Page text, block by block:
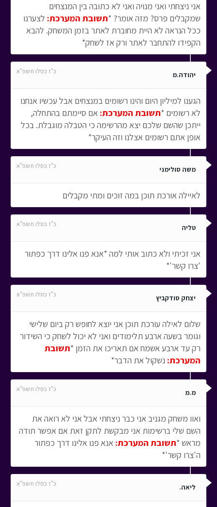
אני ניצחתי ואני מנויה ואני לא כתובה בין המנצחים
שמקבלים פרס? מזה אומר? *תשובת המערכת: לצערנו
ככל הנראה לא היית מחוברת לאתר בזמן המשחק. להבא
הקפידו להתחבר לאתר ורק אז לשחק*
יהודה.מ כ"ז כסלו תשפ"א
הגענו למיליון היום והינו רשומים במנצחים אבל עכשיו אנחנו
לא רשומים *תשובת המערכת: אם סיימתם בהתחלה,
ייתכן שהשם שלכם יצא מהרשימה כי הטבלה מוגבלת. בכל
אופן אתם רשומים אצלנו וזה העיקר*
משה סולימני כ"ז כסלו תשפ"א
לאיילה אורכת תוכן במה זוכים ומתי מקבלים
טליה כ"ז כסלו תשפ"א
אני זכיתי ולא כתוב אותי למה *אנא פנו אלינו דרך כפתור
'צרו קשר'*
יצחק סודקביץ כ"ז כסלו תשפ"א
שלום לאילה עורכת תוכן אני יוצא לחופש רק ביום שלישי
וגומר בשעה ארבע תלימודים ואני לא יכול לשחק כי השידור
רק עד ארבע אשמח אם תאריכו את הזמן *תשובת
המערכת: נשקול את הדבר*
מ.מ כ"ז כסלו תשפ"א
ואוו משחק מגניב אני כבר ניצחתי אבל אני לא רואה את
השם שלי ברשימות אני מבקשת לתקן זאת אם אפשר תודה
מראש *תשובת המערכת: אנא פנו אלינו דרך כפתור
ה'צרו קשר'*
ליאה. כ"ז כסלו תשפ"א